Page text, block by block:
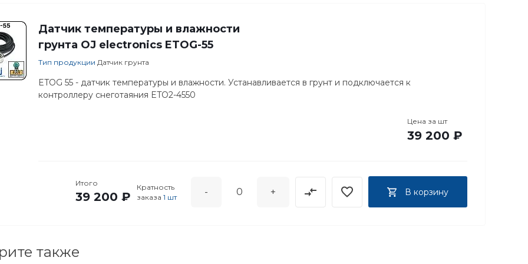
Датчик температуры и влажности
грунта OJ electronics ETOG-55
Тип продукции Датчик грунта
ETOG 55 - датчик температуры и влажности. Устанавливается в грунт и подключается к
контроллеру снеготаяния ETO2-4550
Цена за шт
39 200 ₽
Итого
39 200 ₽
Кратность
заказа 1 шт - + В корзину
также